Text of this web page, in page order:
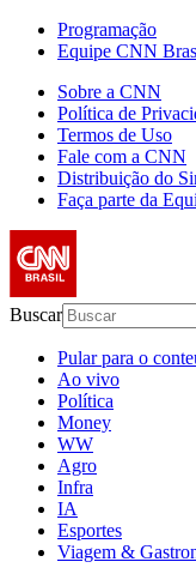
Programação
Equipe CNN
Sobre a CNN
Política de
Termos de Uso
Fale com a CNN
Distribuição do
Faça parte da
Buscar
Pular para o
Ao vivo
Política
Money
WW
Agro
Infra
IA
Esportes
Viagem &